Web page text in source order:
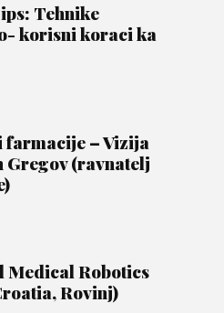
Tehnike
korisni koraci ka
– Vizija
Gregov (ravnatelj
Medical Robotics
Rovinj)